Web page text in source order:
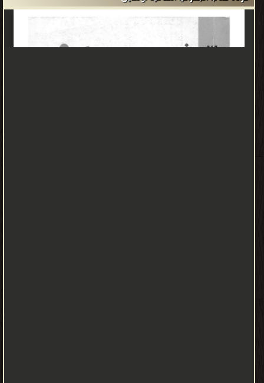
الثقافية كدراسة أكاديمية ظهرت في البداية كبديل لنظريات الحتمية
الجغرافية في بداية القرن العشرين، والتي تؤمن أن الشعوب والمجتمعات
تحكمها البيئة الطبيعية التي يعيشون بها. وبدلاً من دراسة المناطق